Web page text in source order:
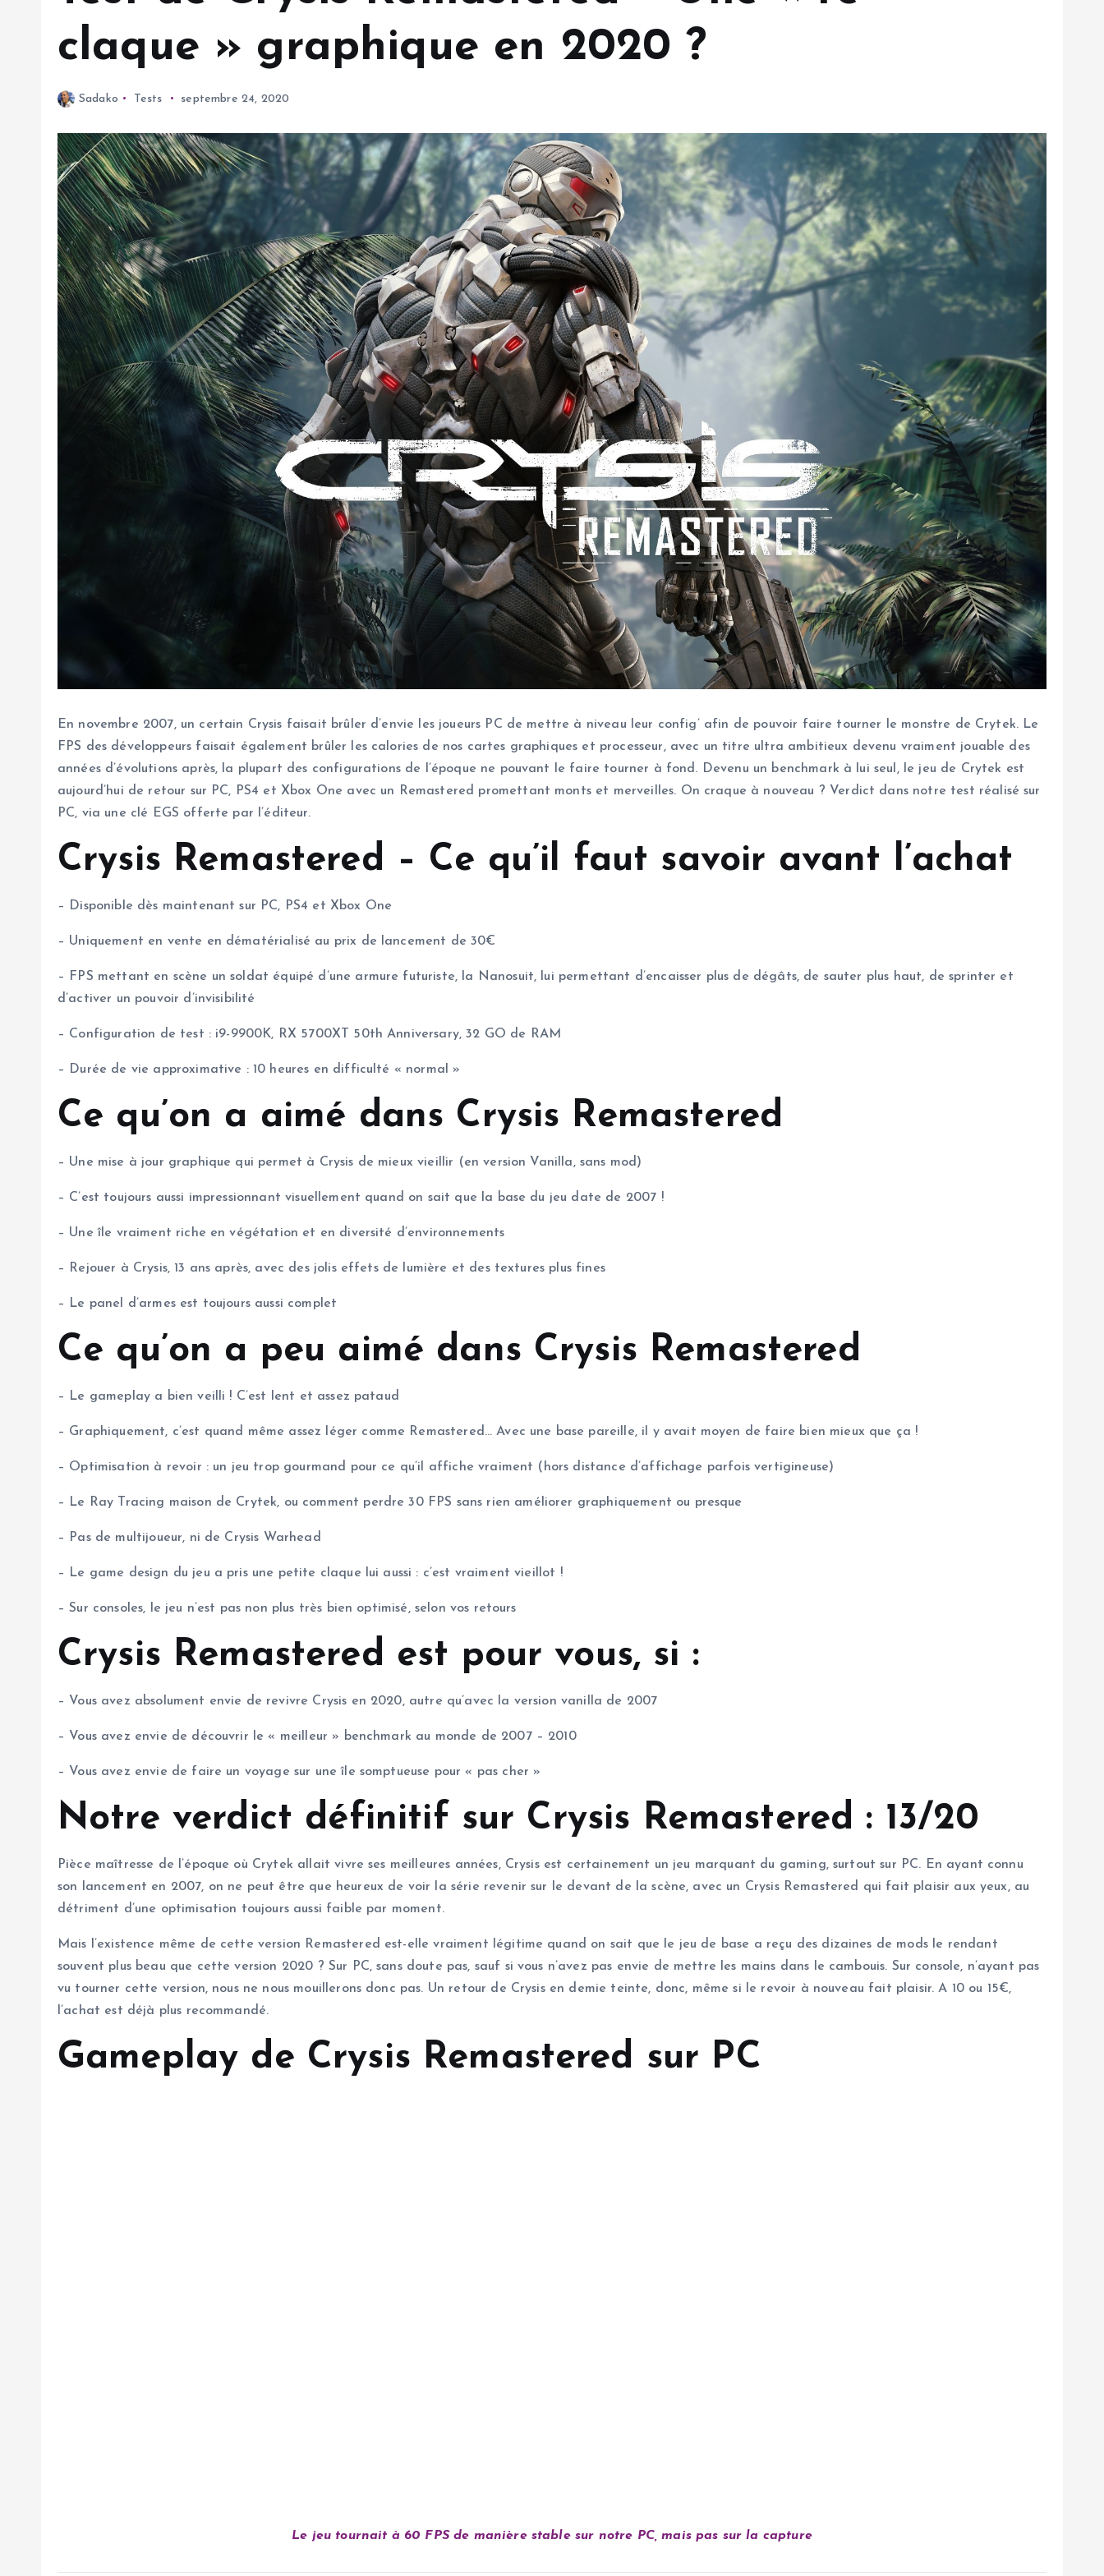
claque » graphique en 2020 ?
Sadako Tests septembre 24, 2020
En novembre 2007, un certain Crysis faisait brûler d’envie les joueurs PC de mettre à niveau leur config’ afin de pouvoir faire tourner le monstre de Crytek. Le
FPS des développeurs faisait également brûler les calories de nos cartes graphiques et processeur, avec un titre ultra ambitieux devenu vraiment jouable des
années d’évolutions après, la plupart des configurations de l’époque ne pouvant le faire tourner à fond. Devenu un benchmark à lui seul, le jeu de Crytek est
aujourd’hui de retour sur PC, PS4 et Xbox One avec un Remastered promettant monts et merveilles. On craque à nouveau ? Verdict dans notre test réalisé sur
PC, via une clé EGS offerte par l’éditeur.
Crysis Remastered – Ce qu’il faut savoir avant l’achat
– Disponible dès maintenant sur PC, PS4 et Xbox One
– Uniquement en vente en dématérialisé au prix de lancement de 30€
– FPS mettant en scène un soldat équipé d’une armure futuriste, la Nanosuit, lui permettant d’encaisser plus de dégâts, de sauter plus haut, de sprinter et
d’activer un pouvoir d’invisibilité
– Configuration de test : i9-9900K, RX 5700XT 50th Anniversary, 32 GO de RAM
– Durée de vie approximative : 10 heures en difficulté « normal »
Ce qu’on a aimé dans Crysis Remastered
– Une mise à jour graphique qui permet à Crysis de mieux vieillir (en version Vanilla, sans mod)
– C’est toujours aussi impressionnant visuellement quand on sait que la base du jeu date de 2007 !
– Une île vraiment riche en végétation et en diversité d’environnements
– Rejouer à Crysis, 13 ans après, avec des jolis effets de lumière et des textures plus fines
– Le panel d’armes est toujours aussi complet
Ce qu’on a peu aimé dans Crysis Remastered
– Le gameplay a bien veilli ! C’est lent et assez pataud
– Graphiquement, c’est quand même assez léger comme Remastered… Avec une base pareille, il y avait moyen de faire bien mieux que ça !
– Optimisation à revoir : un jeu trop gourmand pour ce qu’il affiche vraiment (hors distance d’affichage parfois vertigineuse)
– Le Ray Tracing maison de Crytek, ou comment perdre 30 FPS sans rien améliorer graphiquement ou presque
– Pas de multijoueur, ni de Crysis Warhead
– Le game design du jeu a pris une petite claque lui aussi : c’est vraiment vieillot !
– Sur consoles, le jeu n’est pas non plus très bien optimisé, selon vos retours
Crysis Remastered est pour vous, si :
– Vous avez absolument envie de revivre Crysis en 2020, autre qu’avec la version vanilla de 2007
– Vous avez envie de découvrir le « meilleur » benchmark au monde de 2007 – 2010
– Vous avez envie de faire un voyage sur une île somptueuse pour « pas cher »
Notre verdict définitif sur Crysis Remastered : 13/20
Pièce maîtresse de l’époque où Crytek allait vivre ses meilleures années, Crysis est certainement un jeu marquant du gaming, surtout sur PC. En ayant connu
son lancement en 2007, on ne peut être que heureux de voir la série revenir sur le devant de la scène, avec un Crysis Remastered qui fait plaisir aux yeux, au
détriment d’une optimisation toujours aussi faible par moment.
Mais l’existence même de cette version Remastered est-elle vraiment légitime quand on sait que le jeu de base a reçu des dizaines de mods le rendant
souvent plus beau que cette version 2020 ? Sur PC, sans doute pas, sauf si vous n’avez pas envie de mettre les mains dans le cambouis. Sur console, n’ayant pas
vu tourner cette version, nous ne nous mouillerons donc pas. Un retour de Crysis en demie teinte, donc, même si le revoir à nouveau fait plaisir. A 10 ou 15€,
l’achat est déjà plus recommandé.
Gameplay de Crysis Remastered sur PC
Le jeu tournait à 60 FPS de manière stable sur notre PC, mais pas sur la capture